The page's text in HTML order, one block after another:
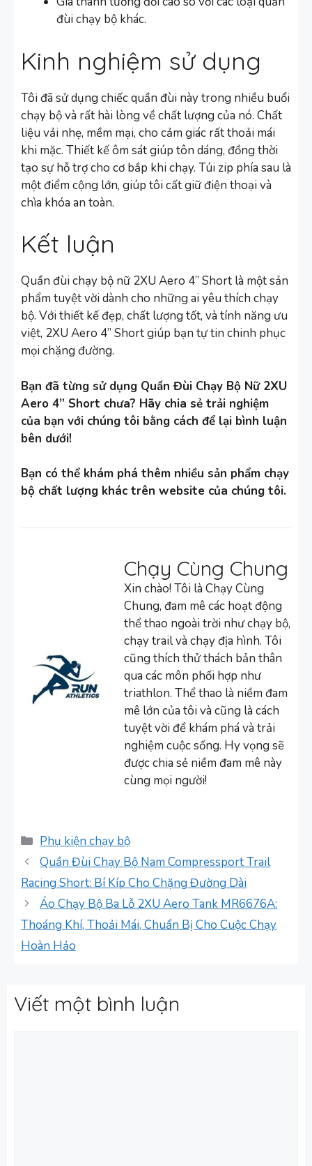
đùi chạy bộ khác.
Kinh nghiệm sử dụng
Tôi đã sử dụng chiếc quần đùi này trong nhiều buổi
chạy bộ và rất hài lòng về chất lượng của nó. Chất
liệu vải nhẹ, mềm mại, cho cảm giác rất thoải mái
khi mặc. Thiết kế ôm sát giúp tôn dáng, đồng thời
tạo sự hỗ trợ cho cơ bắp khi chạy. Túi zip phía sau là
một điểm cộng lớn, giúp tôi cất giữ điện thoại và
chìa khóa an toàn.
Kết luận
Quần đùi chạy bộ nữ 2XU Aero 4” Short là một sản
phẩm tuyệt vời dành cho những ai yêu thích chạy
bộ. Với thiết kế đẹp, chất lượng tốt, và tính năng ưu
việt, 2XU Aero 4” Short giúp bạn tự tin chinh phục
mọi chặng đường.
Bạn đã từng sử dụng Quần Đùi Chạy Bộ Nữ 2XU
Aero 4” Short chưa? Hãy chia sẻ trải nghiệm
của bạn với chúng tôi bằng cách để lại bình luận
bên dưới!
Bạn có thể khám phá thêm nhiều sản phẩm chạy
bộ chất lượng khác trên website của chúng tôi.
Chạy Cùng Chung
Xin chào! Tôi là Chạy Cùng
Chung, đam mê các hoạt động
thể thao ngoài trời như chạy bộ,
chạy trail và chạy địa hình. Tôi
cũng thích thử thách bản thân
qua các môn phối hợp như
triathlon. Thể thao là niềm đam
mê lớn của tôi và cũng là cách
tuyệt vời để khám phá và trải
nghiệm cuộc sống. Hy vọng sẽ
được chia sẻ niềm đam mê này
cùng mọi người!
Danh
mục
Phụ kiện chạy bộ
Quần Đùi Chạy Bộ Nam Compressport Trail
Racing Short: Bí Kíp Cho Chặng Đường Dài
Áo Chạy Bộ Ba Lỗ 2XU Aero Tank MR6676A:
Thoáng Khí, Thoải Mái, Chuẩn Bị Cho Cuộc Chạy
Hoàn Hảo
Viết một bình luận